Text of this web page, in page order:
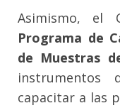
Asimismo, el
Programa de
de Muestras
instrumentos
capacitar a las